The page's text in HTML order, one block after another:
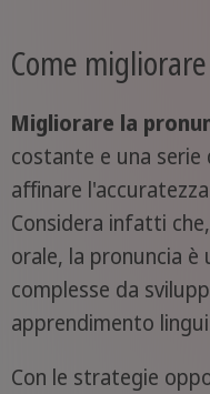
Come
Migliorare la
costante e una serie
affinare
Considera infatti
orale, la pronuncia è
complesse da
apprendimento
Con le strategie